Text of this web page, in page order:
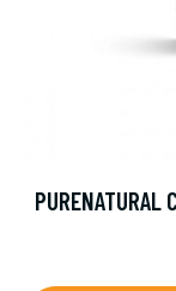
PURENATURAL